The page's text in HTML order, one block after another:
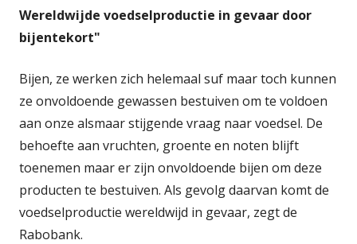
Wereldwijde voedselproductie in gevaar door
bijentekort"
Bijen, ze werken zich helemaal suf maar toch kunnen
ze onvoldoende gewassen bestuiven om te voldoen
aan onze alsmaar stijgende vraag naar voedsel. De
behoefte aan vruchten, groente en noten blijft
toenemen maar er zijn onvoldoende bijen om deze
producten te bestuiven. Als gevolg daarvan komt de
voedselproductie wereldwijd in gevaar, zegt de
Rabobank.